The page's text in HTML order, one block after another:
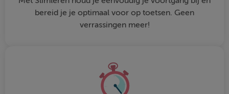
bereid je je optimaal voor op toetsen. Geen
verrassingen meer!